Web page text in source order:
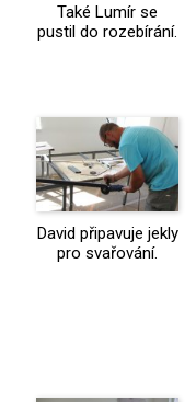
Také Lumír se
pustil do rozebírání.
David připavuje jekly
pro svařování.